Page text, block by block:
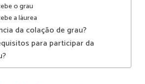
o grau
a láurea
da colação de grau?
para participar da